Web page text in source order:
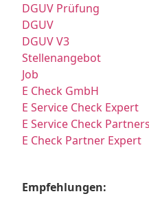
DGUV Prüfung
DGUV
DGUV V3
Stellenangebot
Job
E Check GmbH
E Service Check Expert
E Service Check Partners
E Check Partner Expert
Empfehlungen: